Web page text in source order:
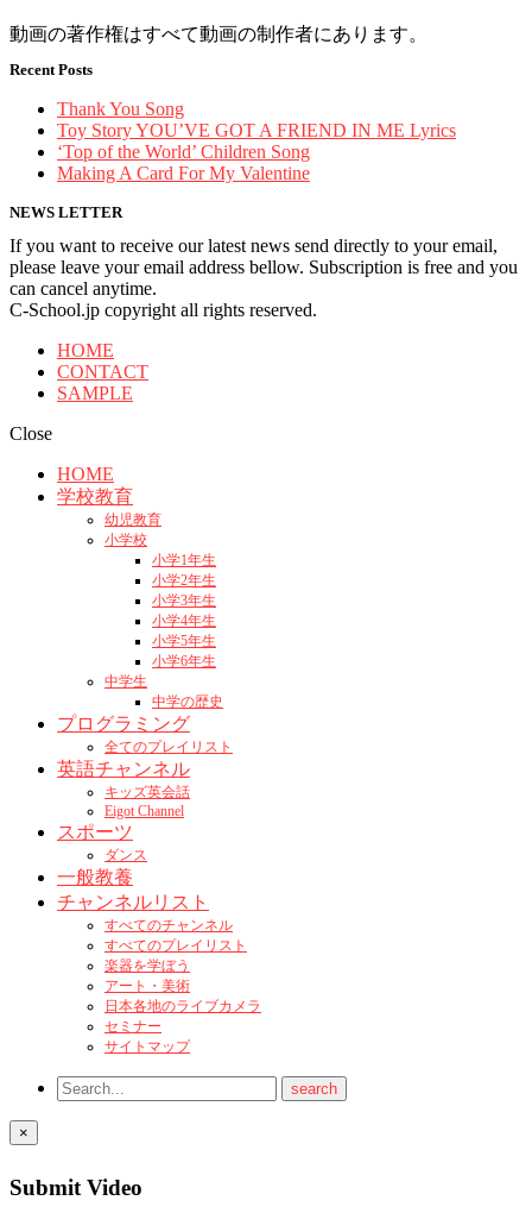
動画の著作権はすべて動画の制作者にあります。
Recent Posts
Thank You Song
Toy Story YOU’VE GOT A FRIEND IN ME Lyrics
‘Top of the World’ Children Song
Making A Card For My Valentine
NEWS LETTER
If you want to receive our latest news send directly to your email,
please leave your email address bellow. Subscription is free and you
can cancel anytime.
C-School.jp copyright all rights reserved.
HOME
CONTACT
SAMPLE
Close
HOME
学校教育
幼児教育
小学校
小学1年生
小学2年生
小学3年生
小学4年生
小学5年生
小学6年生
中学生
中学の歴史
プログラミング
全てのプレイリスト
英語チャンネル
キッズ英会話
Eigot Channel
スポーツ
ダンス
一般教養
チャンネルリスト
すべてのチャンネル
すべてのプレイリスト
楽器を学ぼう
アート・美術
日本各地のライブカメラ
セミナー
サイトマップ
×
Submit Video